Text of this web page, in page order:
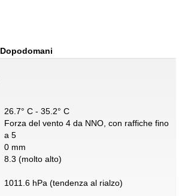
Dopodomani
26.7° C - 35.2° C
Forza del vento 4 da NNO, con raffiche fino
a 5
0 mm
8.3 (molto alto)
1011.6 hPa (tendenza al rialzo)